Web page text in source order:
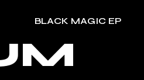
BLACK MAGIC EP